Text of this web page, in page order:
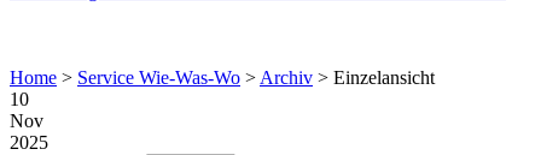
Home > Service Wie-Was-Wo >Archiv > Einzelansicht
10
Nov
2025